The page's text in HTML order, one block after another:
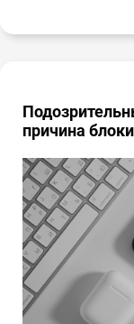
причина